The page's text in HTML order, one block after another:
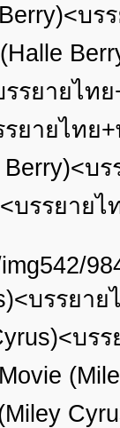
บ
รรยายไท
รยายไทย
บ
บรรยาย
บรรยา
บร